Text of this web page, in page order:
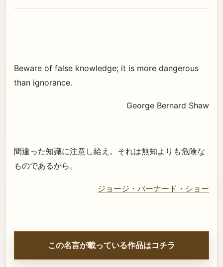
Beware of false knowledge; it is more dangerous
than ignorance.
George Bernard Shaw
間違った知識に注意し給え。それは無知よりも危険な
ものであるから。
ジョージ・バーナード・ショー
この名言が載っている作品はコチラ